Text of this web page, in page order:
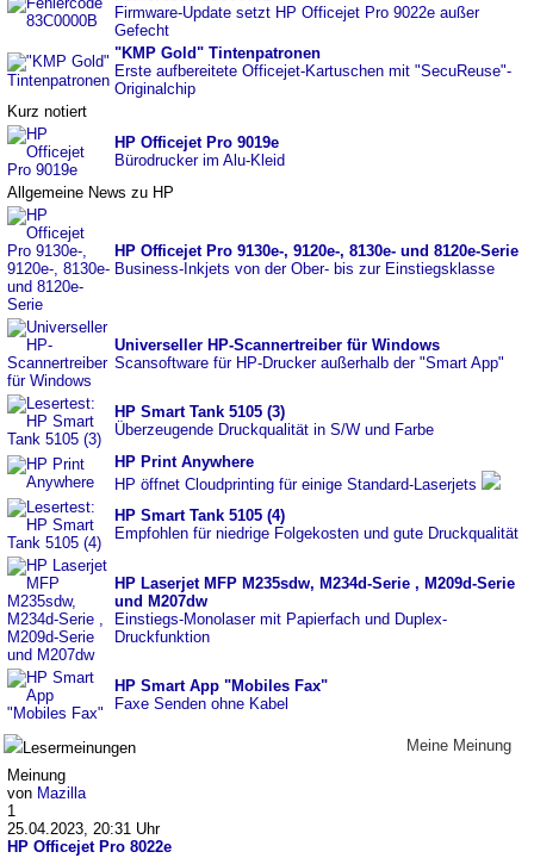
Firmware-Update setzt HP Officejet Pro 9022e außer
Gefecht
"KMP Gold" Tintenpatronen
Erste aufbereitete Officejet-Kartuschen mit "SecuReuse"-
Originalchip
Kurz notiert
HP Officejet Pro 9019e
Bürodrucker im Alu-Kleid
Allgemeine News zu HP
HP Officejet Pro 9130e-, 9120e-, 8130e- und 8120e-Serie
Business-Inkjets von der Ober- bis zur Einstiegsklasse
Universeller HP-Scannertreiber für Windows
Scansoftware für HP-Drucker außerhalb der "Smart App"
HP Smart Tank 5105 (3)
Überzeugende Druckqualität in S/W und Farbe
HP Print Anywhere
HP öffnet Cloudprinting für einige Standard-Laserjets
HP Smart Tank 5105 (4)
Empfohlen für niedrige Folgekosten und gute Druckqualität
HP Laserjet MFP M235sdw, M234d-Serie , M209d-Serie
und M207dw
Einstiegs-Monolaser mit Papierfach und Duplex-
Druckfunktion
HP Smart App "Mobiles Fax"
Faxe Senden ohne Kabel
Lesermeinungen
Meine Meinung
Meinung
von Mazilla
1
25.04.2023, 20:31 Uhr
HP Officejet Pro 8022e